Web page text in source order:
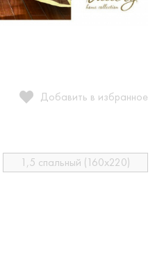
Добавить в избранное
1,5 спальный (160x220)